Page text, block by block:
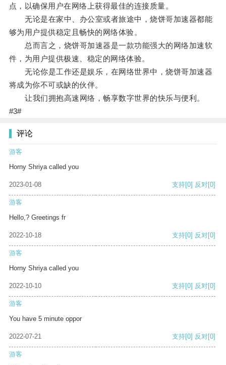
点，以确保用户在网络上获得最佳的连接质量。
无论是在家中、办公室或者旅途中，烧饼哥加速器都能
够为用户提供稳定且畅快的网络体验。
总而言之，烧饼哥加速器是一款功能强大的网络加速软
件，为用户提供极速、稳定的网络体验。
无论你是工作还是娱乐，在网络世界中，烧饼哥加速器
将成为你不可或缺的伙伴。
让我们拥抱高速网络，畅享数字世界的快乐与便利。
#3#
评论
游客
Horny Shriya called you
2023-01-08 支持[0] 反对[0]
游客
Hello,? Greetings fr
2022-10-18 支持[0] 反对[0]
游客
Horny Shriya called you
2022-10-10 支持[0] 反对[0]
游客
You have 5 minute oppor
2022-07-21 支持[0] 反对[0]
游客